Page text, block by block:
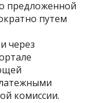
предложенной
путем
через
комиссии.